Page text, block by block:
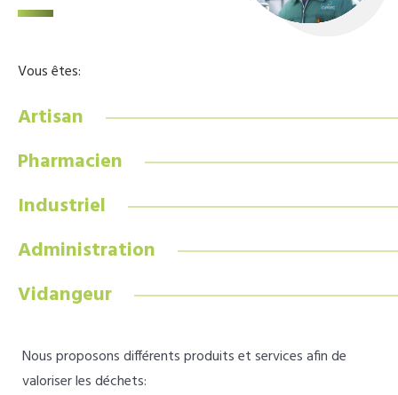
Vous êtes:
Artisan
Pharmacien
Industriel
Administration
Vidangeur
Nous proposons différents produits et services afin de
valoriser les déchets: